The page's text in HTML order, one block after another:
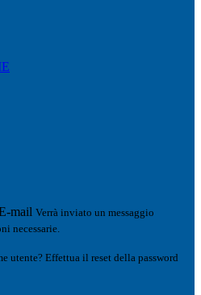
mail Verrà inviato un messaggio
necessarie.
utente? Effettua il reset della password